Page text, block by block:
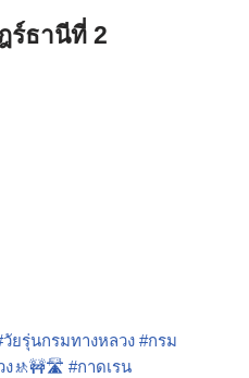
ร์ธานีที่ 2
วัยรุ่นกรมทางหลวง #กรม
ง🚸🚧🛣️ #กาดเรน